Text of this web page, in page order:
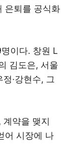
은퇴를 공식화
이다. 창원 L
김도은, 서울
·강현수, 그
약을 맺지
어 시장에 나